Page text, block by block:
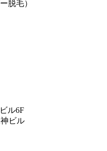
脱毛）
ル6F
ビル